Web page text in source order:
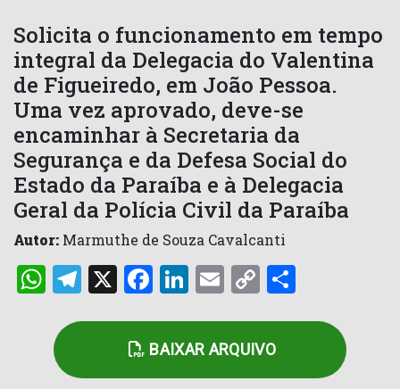
Solicita o funcionamento em tempo
integral da Delegacia do Valentina
de Figueiredo, em João Pessoa.
Uma vez aprovado, deve-se
encaminhar à Secretaria da
Segurança e da Defesa Social do
Estado da Paraíba e à Delegacia
Geral da Polícia Civil da Paraíba
Autor: Marmuthe de Souza Cavalcanti
WhatsApp
Telegram
X Facebook
LinkedIn
Email
Copy
BAIXAR ARQUIVO